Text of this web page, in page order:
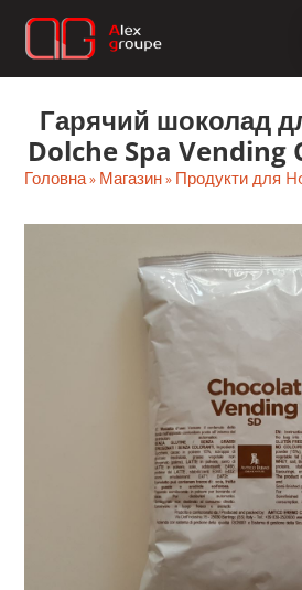
Перейти
Гарячий шоколад
Dolche Spa Vending
Головна» Магазин» Продукти для